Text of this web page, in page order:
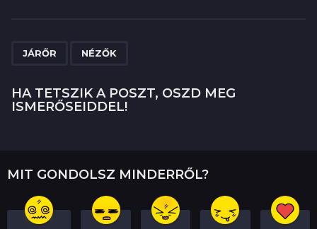
i
n
i
o
JÁRŐR NÉZŐK
HA TETSZIK A POSZT, OSZD MEG
ISMERŐSEIDDEL!
MIT GONDOLSZ MINDERRŐL?